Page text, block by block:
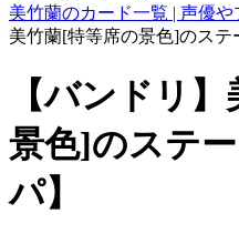
美竹蘭のカード一覧 | 声優
美竹蘭[特等席の景色]のステ
【バンドリ
景色]のステ
パ】